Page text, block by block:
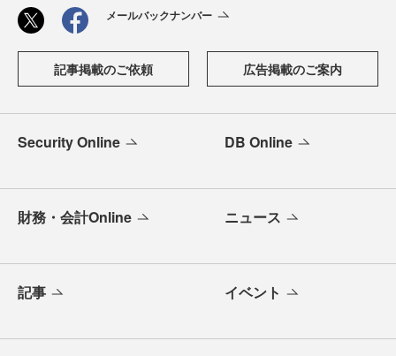
メールバックナンバー
記事掲載のご依頼 広告掲載のご案内
Security Online DB Online
財務・会計Online ニュース
記事 イベント